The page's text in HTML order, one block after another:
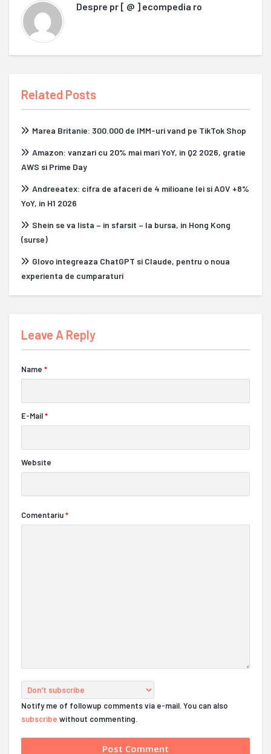
Despre pr [ @ ] ecompedia ro
Related Posts
Marea Britanie: 300.000 de IMM-uri vand pe TikTok Shop
Amazon: vanzari cu 20% mai mari YoY, in Q2 2026, gratie
AWS si Prime Day
Andreeatex: cifra de afaceri de 4 milioane lei si AOV +8%
YoY, in H1 2026
Shein se va lista – in sfarsit – la bursa, in Hong Kong
(surse)
Glovo integreaza ChatGPT si Claude, pentru o noua
experienta de cumparaturi
Leave A Reply
Name *
E-Mail*
Website
Comentariu*
Notify me of followup comments via e-mail. You can also
subscribe without commenting.